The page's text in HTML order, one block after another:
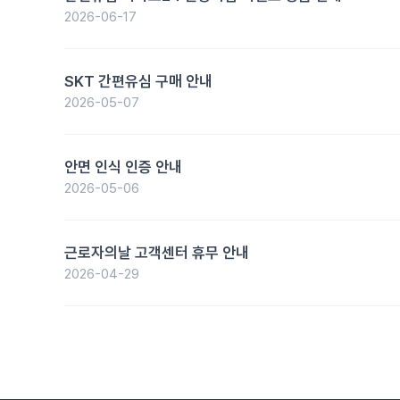
2026-06-17
SKT 간편유심 구매 안내
2026-05-07
안면 인식 인증 안내
2026-05-06
근로자의날 고객센터 휴무 안내
2026-04-29